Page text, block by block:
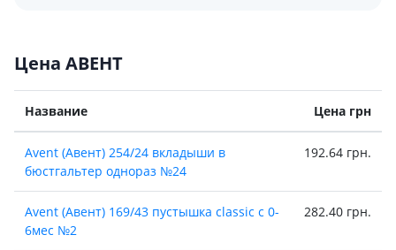
Цена АВЕНТ
Название Цена грн
Avent (Авент) 254/24 вкладыши в
бюстгальтер однораз №24
192.64 грн.
Avent (Авент) 169/43 пустышка classic с 0-
6мес №2
282.40 грн.